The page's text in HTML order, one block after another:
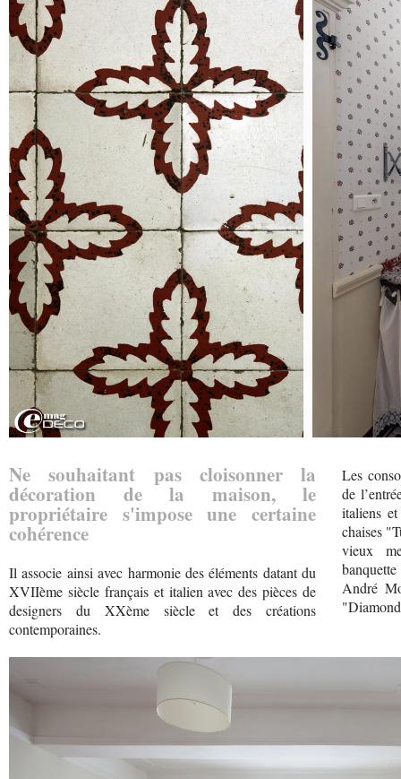
Ne souhaitant pas cloisonner la
décoration de la maison, le
propriétaire s'impose une certaine
cohérence
Il associe ainsi avec harmonie des éléments datant du
XVIIème siècle français et italien avec des pièces de
designers du XXème siècle et des créations
contemporaines.
Les
de
italiens
chaises
vieux
André